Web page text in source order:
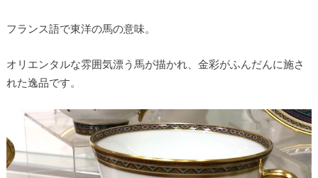
フランス語で東洋の馬の意味。
オリエンタルな雰囲気漂う馬が描かれ、金彩がふんだんに施さ
れた逸品です。